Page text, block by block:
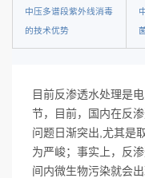
中压多谱段紫外线消毒
的技术优势
目前反渗透水处理是
节，目前，国内在反
问题日渐突出,尤其是
为严峻；事实上，反
间内微生物污染就会